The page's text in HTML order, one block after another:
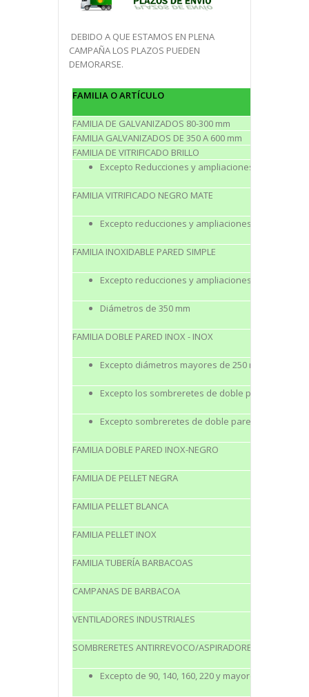
DEBIDO A QUE ESTAMOS EN PLENA
CAMPAÑA LOS PLAZOS PUEDEN
DEMORARSE.
FAMILIA O ARTÍCULO
FAMILIA DE GALVANIZADOS 80-300 mm
FAMILIA GALVANIZADOS DE 350 A 600 mm
FAMILIA DE VITRIFICADO BRILLO
Excepto Reducciones y ampliaciones
FAMILIA VITRIFICADO NEGRO MATE
Excepto reducciones y ampliaciones
FAMILIA INOXIDABLE PARED SIMPLE
Excepto reducciones y ampliaciones
Diámetros de 350 mm
FAMILIA DOBLE PARED INOX - INOX
Excepto diámetros mayores de 250 mm
Excepto los sombreretes de doble pared turbo y
Excepto sombreretes de doble pared
FAMILIA DOBLE PARED INOX-NEGRO
FAMILIA DE PELLET NEGRA
FAMILIA PELLET BLANCA
FAMILIA PELLET INOX
FAMILIA TUBERÍA BARBACOAS
CAMPANAS DE BARBACOA
VENTILADORES INDUSTRIALES
SOMBRERETES ANTIRREVOCO/ASPIRADORES
Excepto de 90, 140, 160, 220 y mayores de 350 mm